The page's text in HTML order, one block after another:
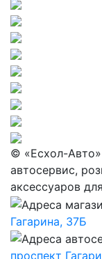
© «Eсхол-
автосервис,
аксессуаров
Гагарина, 37Б
проспект